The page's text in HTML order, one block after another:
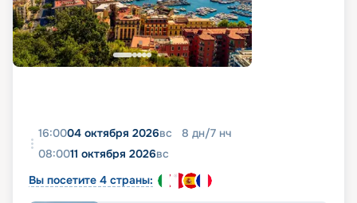
16:0004 октября 2026вс 8 дн/7 нч
08:0011 октября 2026вс
Вы посетите 4 страны: